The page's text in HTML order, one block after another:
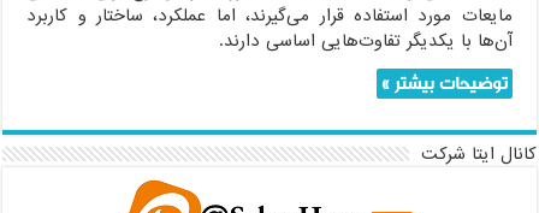
مایعات مورد استفاده قرار می‌گیرند، اما عملکرد، ساختار و کاربرد
آن‌ها با یکدیگر تفاوت‌هایی اساسی دارند.
توضیحات بیشتر »
کانال ایتا شرکت